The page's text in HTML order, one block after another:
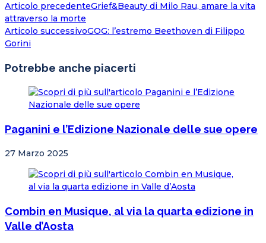
Articolo precedenteGrief&Beauty di Milo Rau, amare la vita
attraverso la morte
Articolo successivoGOG: l’estremo Beethoven di Filippo
Gorini
Potrebbe anche piacerti
Paganini e l’Edizione Nazionale delle sue opere
27 Marzo 2025
Combin en Musique, al via la quarta edizione in
Valle d’Aosta